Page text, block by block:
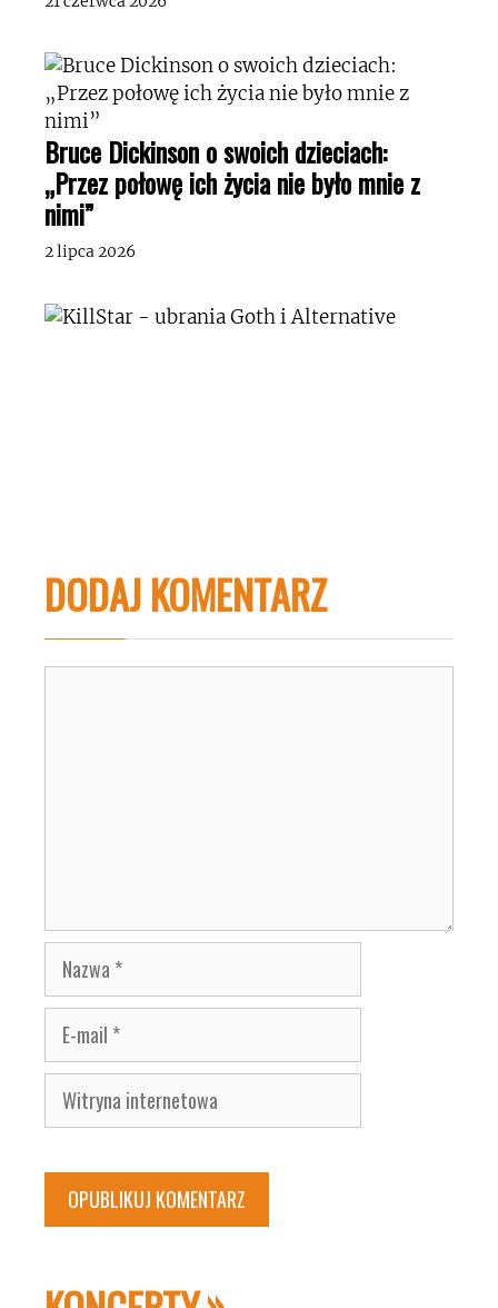
Bruce Dickinson o swoich dzieciach:
„Przez połowę ich życia nie było mnie z
nimi”
2 lipca 2026
DODAJ KOMENTARZ
Nazwa
E-
mail
Witryna
internetowa